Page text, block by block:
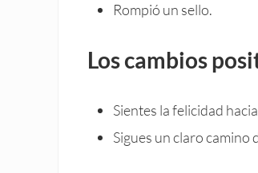
Rompió un sello.
Los cambios
Sientes la felicidad
Sigues un claro camino